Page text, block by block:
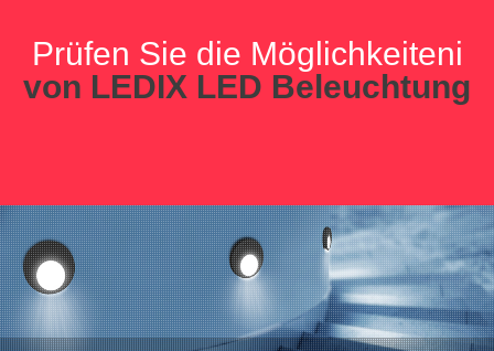
Prüfen Sie die Möglichkeiteni
von LEDIX LED Beleuchtung